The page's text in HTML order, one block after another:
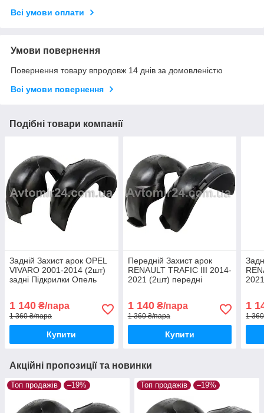
Всі умови оплати
Умови повернення
Повернення товару впродовж 14 днів за домовленістю
Всі умови повернення
Подібні товари компанії
Задній Захист арок OPEL
VIVARO 2001-2014 (2шт)
задні Підкрилки Опель
1 140 ₴/пара
1 360 ₴/пара
Купити
Передній Захист арок
RENAULT TRAFIC III 2014-
2021 (2шт) передні
1 140₴/пара
1 360 ₴/пара
Купити
1
1
Акційні пропозиції та новинки
Топ продажів –19% Топ продажів –19%